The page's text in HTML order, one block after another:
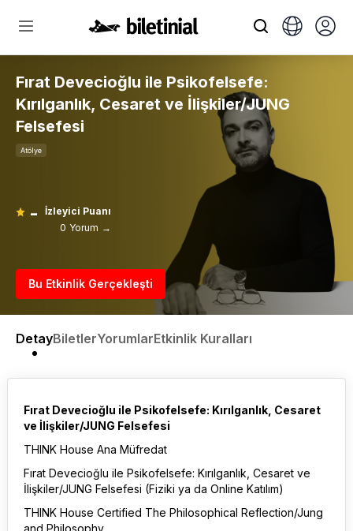
Fırat Devecioğlu ile Psikofelsefe:
Kırılganlık, Cesaret ve İlişkiler/JUNG
Felsefesi
Atölye
-
İzleyici Puanı
0 Yorum →
Bu Etkinlik Gerçekleşti
DetayBiletlerYorumlarEtkinlik Kuralları
Fırat Devecioğlu ile Psikofelsefe: Kırılganlık, Cesaret
ve İlişkiler/JUNG Felsefesi
THINK House Ana Müfredat
Fırat Devecioğlu ile Psikofelsefe: Kırılganlık, Cesaret ve
İlişkiler/JUNG Felsefesi (Fiziki ya da Online Katılım)
THINK House Certified The Philosophical Reflection/Jung
and Philosophy